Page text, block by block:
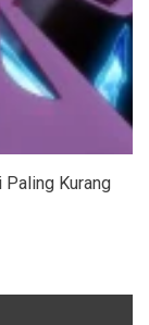
Paling Kurang